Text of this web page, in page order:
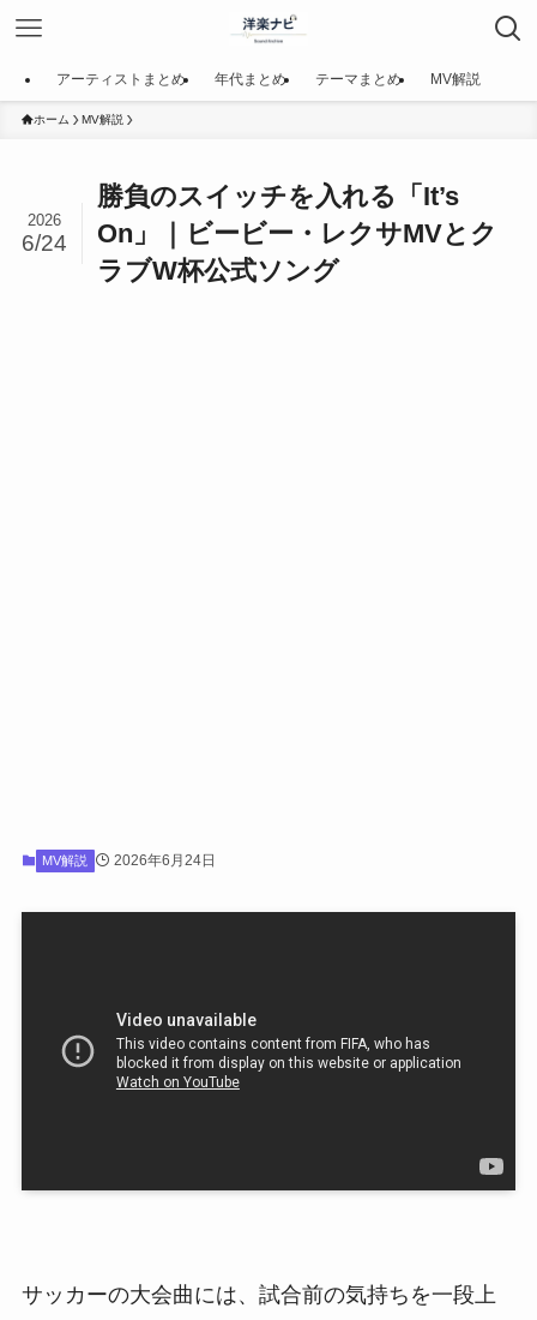
アーティストまとめ 年代まとめ テーマまとめ MV解説
ホーム MV解説
勝負のスイッチを入れる「It’s
On」｜ビービー・レクサMVとク
ラブW杯公式ソング
2026
6/24
MV解説 2026年6月24日
サッカーの大会曲には、試合前の気持ちを一段上